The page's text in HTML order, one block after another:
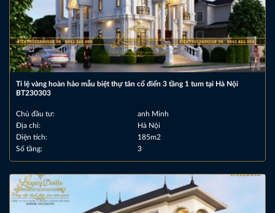
Tỉ lệ vàng hoàn hảo mẫu biệt thự tân cổ điển 3 tầng 1 tum tại Hà Nội
BT230303
Chủ đầu tư:
anh Minh
Địa chỉ:
Hà Nội
Diện tích:
185m2
Số tầng:
3